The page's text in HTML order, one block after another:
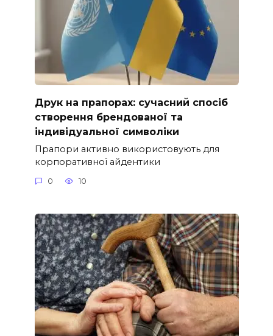
Друк на прапорах: сучасний спосіб
створення брендованої та
індивідуальної символіки
Прапори активно використовують для
корпоративної айдентики
0 10